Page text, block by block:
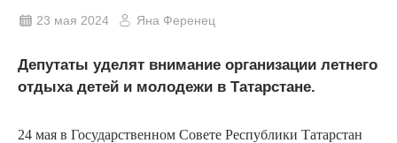
23 мая 2024 Яна Ференец
Депутаты уделят внимание организации летнего
отдыха детей и молодежи в Татарстане.
24 мая в Государственном Совете Республики Татарстан